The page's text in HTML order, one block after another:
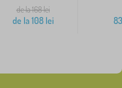
de la 168lei
de la108lei 83